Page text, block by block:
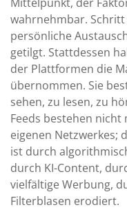
wahrnehmbar.
persönliche
getilgt. Stattdessen
der Plattformen die
übernommen. Sie
sehen, zu lesen, zu
Feeds bestehen nicht
eigenen Netzwerkes;
ist durch
durch KI-Content,
vielfältige Werbung,
Filterblasen erodiert.